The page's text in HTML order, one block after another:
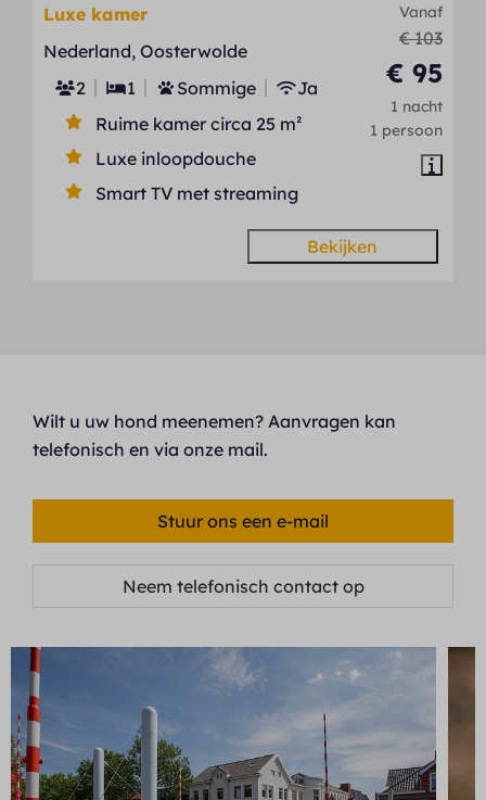
Vanaf
€ 103
€ 95
1 nacht
1 persoon
Luxe kamer
Nederland, Oosterwolde
2
1 Sommige
Ja
Ruime kamer circa 25 m²
Luxe inloopdouche
Smart TV met streaming
Bekijken
Wilt u uw hond meenemen? Aanvragen kan
telefonisch en via onze mail.
Stuur ons een e-mail
Neem telefonisch contact op